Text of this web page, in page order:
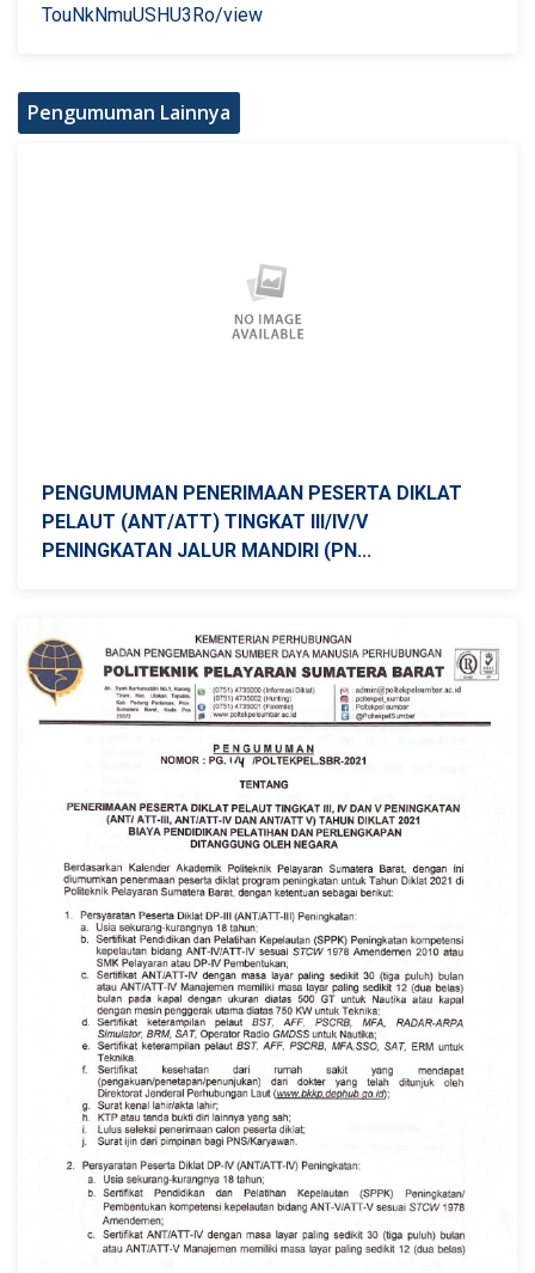
TouNkNmuUSHU3Ro/view
Pengumuman Lainnya
PENGUMUMAN PENERIMAAN PESERTA DIKLAT
PELAUT (ANT/ATT) TINGKAT III/IV/V
PENINGKATAN JALUR MANDIRI (PN...